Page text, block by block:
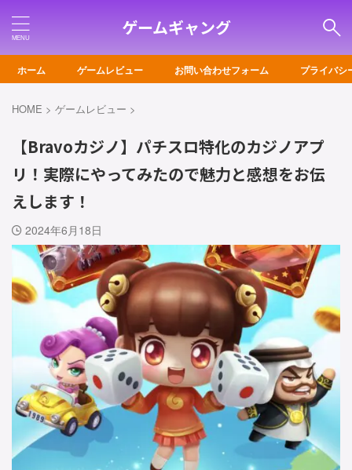
ゲームギャング
ホーム ゲームレビュー お問い合わせフォーム プライバシ
HOME > ゲームレビュー >
【Bravoカジノ】パチスロ特化のカジノアプ
リ！実際にやってみたので魅力と感想をお伝
えします！
2024年6月18日